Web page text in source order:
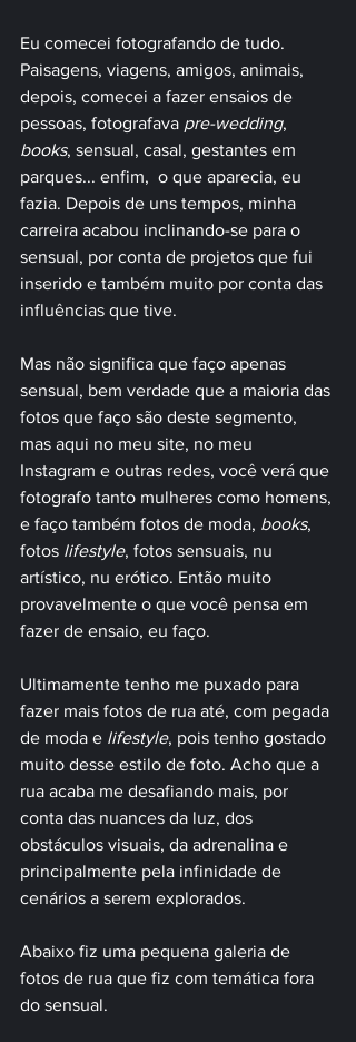
Eu comecei fotografando de tudo.
Paisagens, viagens, amigos, animais,
depois, comecei a fazer ensaios de
pessoas, fotografava pre-wedding,
books, sensual, casal, gestantes em
parques... enfim,  o que aparecia, eu
fazia. Depois de uns tempos, minha
carreira acabou inclinando-se para o
sensual, por conta de projetos que fui
inserido e também muito por conta das
influências que tive.
Mas não significa que faço apenas
sensual, bem verdade que a maioria das
fotos que faço são deste segmento,
mas aqui no meu site, no meu
Instagram e outras redes, você verá que
fotografo tanto mulheres como homens,
e faço também fotos de moda, books,
fotos lifestyle, fotos sensuais, nu
artístico, nu erótico. Então muito
provavelmente o que você pensa em
fazer de ensaio, eu faço.
Ultimamente tenho me puxado para
fazer mais fotos de rua até, com pegada
de moda e lifestyle, pois tenho gostado
muito desse estilo de foto. Acho que a
rua acaba me desafiando mais, por
conta das nuances da luz, dos
obstáculos visuais, da adrenalina e
principalmente pela infinidade de
cenários a serem explorados.
Abaixo fiz uma pequena galeria de
fotos de rua que fiz com temática fora
do sensual.